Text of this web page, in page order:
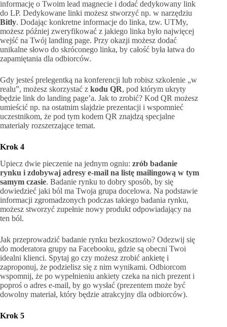
informację o Twoim lead magnecie i dodać dedykowany link
do LP. Dedykowane linki możesz stworzyć np. w narzędziu
Bitly. Dodając konkretne informacje do linka, tzw. UTMy,
możesz później zweryfikować z jakiego linka było najwięcej
wejść na Twój landing page. Przy okazji możesz dodać
unikalne słowo do skróconego linka, by całość była łatwa do
zapamiętania dla odbiorców.
Gdy jesteś prelegentką na konferencji lub robisz szkolenie „w
realu”, możesz skorzystać z kodu QR, pod którym ukryty
będzie link do landing page’a. Jak to zrobić? Kod QR możesz
umieścić np. na ostatnim slajdzie prezentacji i wspomnieć
uczestnikom, że pod tym kodem QR znajdzą specjalne
materiały rozszerzające temat.
Krok 4
Upiecz dwie pieczenie na jednym ogniu: zrób badanie
rynku i zdobywaj adresy e-mail na listę mailingową w tym
samym czasie. Badanie rynku to dobry sposób, by się
dowiedzieć jaki ból ma Twoja grupa docelowa. Na podstawie
informacji zgromadzonych podczas takiego badania rynku,
możesz stworzyć zupełnie nowy produkt odpowiadający na
ten ból.
Jak przeprowadzić badanie rynku bezkosztowo? Odezwij się
do moderatora grupy na Facebooku, gdzie są obecni Twoi
idealni klienci. Spytaj go czy możesz zrobić ankietę i
zaproponuj, że podzielisz się z nim wynikami. Odbiorcom
wspomnij, że po wypełnieniu ankiety czeka na nich prezent i
poproś o adres e-mail, by go wysłać (prezentem może być
dowolny materiał, który będzie atrakcyjny dla odbiorców).
Krok 5